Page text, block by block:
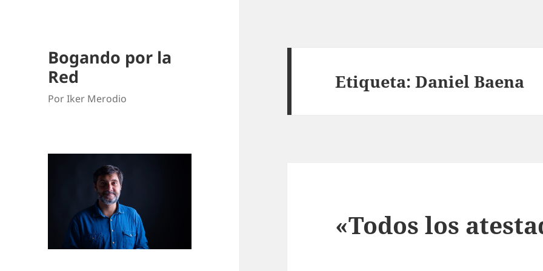
Bogando por la
Red
Por Iker Merodio
Etiqueta:Daniel Baena
«Todos los